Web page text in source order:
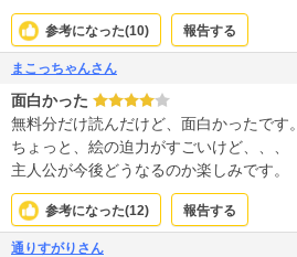
参考になった(10) 報告する
まこっちゃんさん
面白かった
無料分だけ読んだけど、面白かったです。
ちょっと、絵の迫力がすごいけど、、、
主人公が今後どうなるのか楽しみです。
参考になった(12) 報告する
通りすがりさん